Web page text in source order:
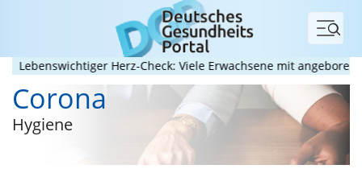
Menü
Herz-Check: Viele Erwachsene mit angeborenem
Corona
Hygiene